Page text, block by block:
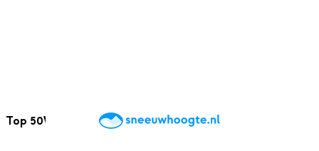
Top 50Webcams WintersportweerKaarten